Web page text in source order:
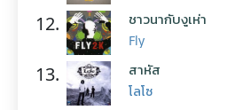
12. ชาวนากับงูเห่า
Fly
13. สาหัส
โลโซ